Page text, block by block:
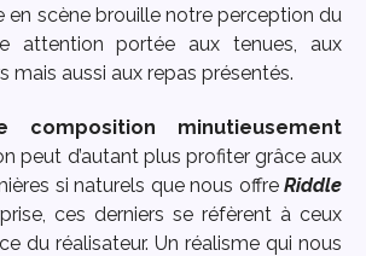
en scène brouille notre perception du
attention portée aux tenues, aux
mais aussi aux repas présentés.
minutieusement
peut d’autant plus profiter grâce aux
si naturels que nous offre Riddle
ces derniers se réfèrent à ceux
du réalisateur. Un réalisme qui nous